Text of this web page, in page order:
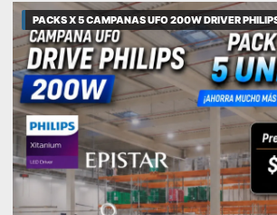
PACKS X 5 CAMPANAS UFO 200W DRIVER